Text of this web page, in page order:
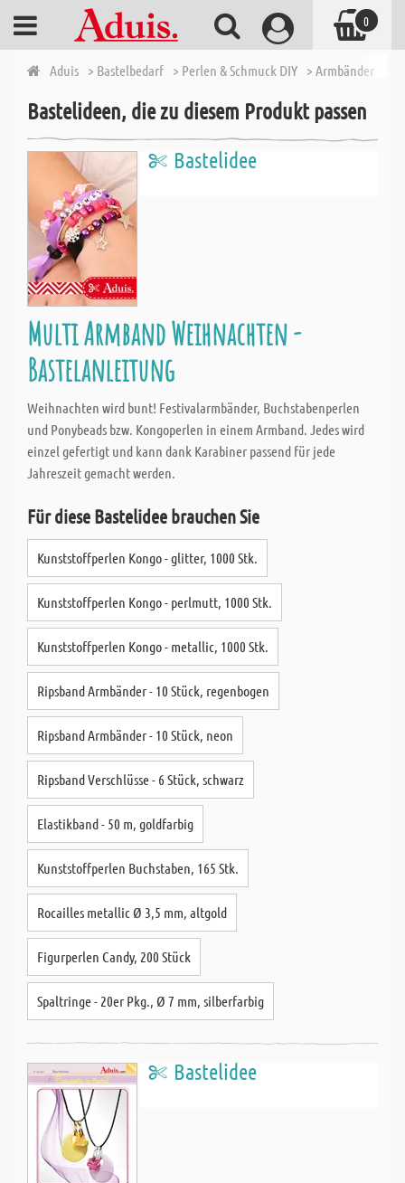
Aduis > Bastelbedarf > Perlen & Schmuck DIY > Armbänder -
Bastelideen, die zu diesem Produkt passen
Bastelidee
Multi Armband Weihnachten -
Bastelanleitung
Weihnachten wird bunt! Festivalarmbänder, Buchstabenperlen
und Ponybeads bzw. Kongoperlen in einem Armband. Jedes wird
einzel gefertigt und kann dank Karabiner passend für jede
Jahreszeit gemacht werden.
Für diese Bastelidee brauchen Sie
Kunststoffperlen Kongo - glitter, 1000 Stk.
Kunststoffperlen Kongo - perlmutt, 1000 Stk.
Kunststoffperlen Kongo - metallic, 1000 Stk.
Ripsband Armbänder - 10 Stück, regenbogen
Ripsband Armbänder - 10 Stück, neon
Ripsband Verschlüsse - 6 Stück, schwarz
Elastikband - 50 m, goldfarbig
Kunststoffperlen Buchstaben, 165 Stk.
Rocailles metallic Ø 3,5 mm, altgold
Figurperlen Candy, 200 Stück
Spaltringe - 20er Pkg., Ø 7 mm, silberfarbig
Bastelidee
0